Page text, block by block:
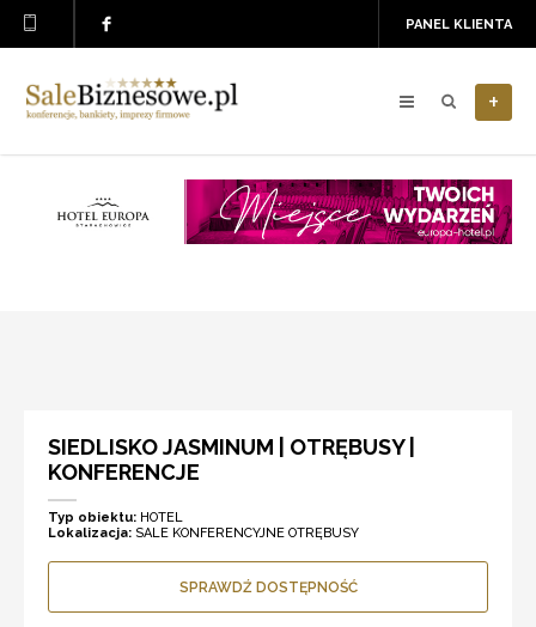
PANEL KLIENTA
+
SIEDLISKO JASMINUM | OTRĘBUSY |
KONFERENCJE
Typ obiektu: HOTEL
Lokalizacja: SALE KONFERENCYJNE OTRĘBUSY
SPRAWDŹ DOSTĘPNOŚĆ